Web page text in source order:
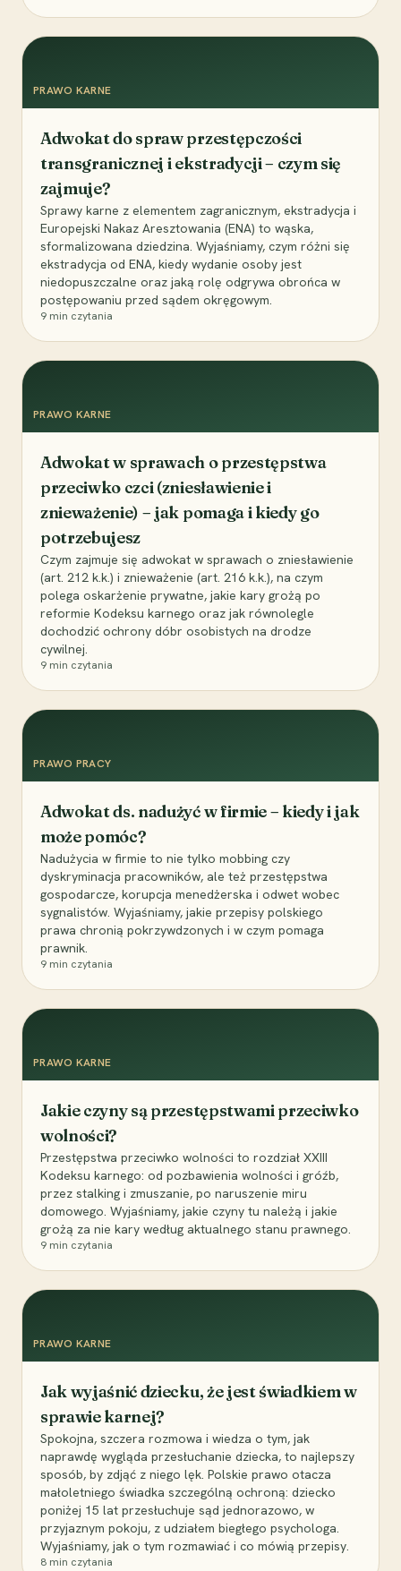
PRAWO KARNE
Adwokat do spraw przestępczości
transgranicznej i ekstradycji – czym się
zajmuje?
Sprawy karne z elementem zagranicznym, ekstradycja i
Europejski Nakaz Aresztowania (ENA) to wąska,
sformalizowana dziedzina. Wyjaśniamy, czym różni się
ekstradycja od ENA, kiedy wydanie osoby jest
niedopuszczalne oraz jaką rolę odgrywa obrońca w
postępowaniu przed sądem okręgowym.
9 min czytania
PRAWO KARNE
Adwokat w sprawach o przestępstwa
przeciwko czci (zniesławienie i
znieważenie) – jak pomaga i kiedy go
potrzebujesz
Czym zajmuje się adwokat w sprawach o zniesławienie
(art. 212 k.k.) i znieważenie (art. 216 k.k.), na czym
polega oskarżenie prywatne, jakie kary grożą po
reformie Kodeksu karnego oraz jak równolegle
dochodzić ochrony dóbr osobistych na drodze
cywilnej.
9 min czytania
PRAWO PRACY
Adwokat ds. nadużyć w firmie – kiedy i jak
może pomóc?
Nadużycia w firmie to nie tylko mobbing czy
dyskryminacja pracowników, ale też przestępstwa
gospodarcze, korupcja menedżerska i odwet wobec
sygnalistów. Wyjaśniamy, jakie przepisy polskiego
prawa chronią pokrzywdzonych i w czym pomaga
prawnik.
9 min czytania
PRAWO KARNE
Jakie czyny są przestępstwami przeciwko
wolności?
Przestępstwa przeciwko wolności to rozdział XXIII
Kodeksu karnego: od pozbawienia wolności i gróźb,
przez stalking i zmuszanie, po naruszenie miru
domowego. Wyjaśniamy, jakie czyny tu należą i jakie
grożą za nie kary według aktualnego stanu prawnego.
9 min czytania
PRAWO KARNE
Jak wyjaśnić dziecku, że jest świadkiem w
sprawie karnej?
Spokojna, szczera rozmowa i wiedza o tym, jak
naprawdę wygląda przesłuchanie dziecka, to najlepszy
sposób, by zdjąć z niego lęk. Polskie prawo otacza
małoletniego świadka szczególną ochroną: dziecko
poniżej 15 lat przesłuchuje sąd jednorazowo, w
przyjaznym pokoju, z udziałem biegłego psychologa.
Wyjaśniamy, jak o tym rozmawiać i co mówią przepisy.
8 min czytania